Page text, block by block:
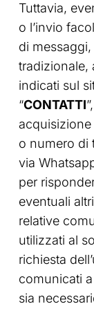
Tuttavia,
o l’invio
di
tradizionale,
indicati sul
“CONTATTI
acquisizione
o numero di
via
per
eventuali
relative
utilizzati al
richiesta
comunicati
sia